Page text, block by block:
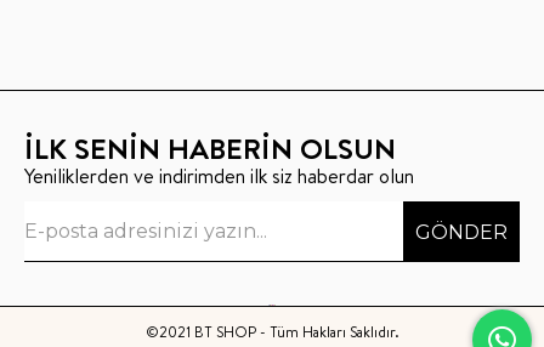
İLK SENİN HABERİN OLSUN
Yeniliklerden ve indirimden ilk siz haberdar olun
GÖNDER
©2021 BT SHOP - Tüm Hakları Saklıdır.